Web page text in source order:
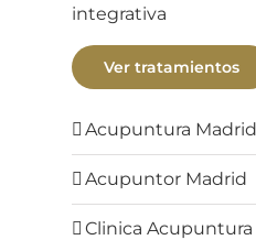
integrativa
Ver tratamientos
Acupuntura Madrid
Acupuntor Madrid
Clinica Acupuntura